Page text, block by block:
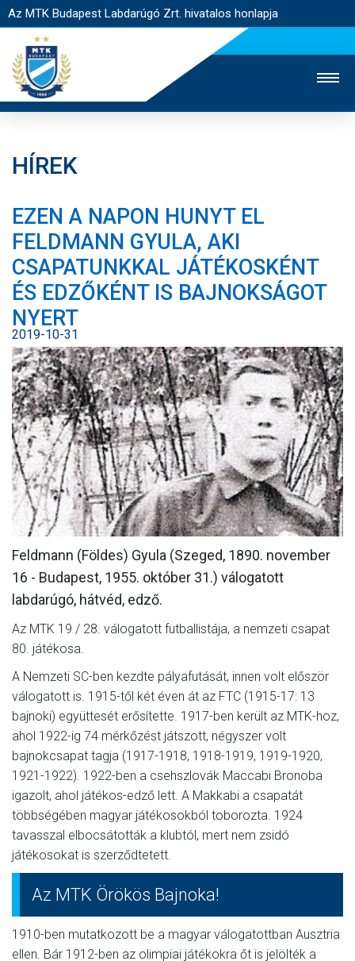
Az MTK Budapest Labdarúgó Zrt. hivatalos honlapja
JEGYÉRTÉKESÍTÉS
WEBSHOP
STADION
EGYESÜLET
KAPCSOLAT
NYITÓLAP
CSAPATOK
MÉRKŐZÉSEK
KLUB
GALÉRIA
SZURKOLÓI ÉLMÉNYEK
AKKREDITÁCIÓ
HÍREK
EZEN A NAPON HUNYT EL
FELDMANN GYULA, AKI
CSAPATUNKKAL JÁTÉKOSKÉNT
ÉS EDZŐKÉNT IS BAJNOKSÁGOT
NYERT
2019-10-31
Feldmann (Földes) Gyula (Szeged, 1890. november
16 - Budapest, 1955. október 31.) válogatott
labdarúgó, hátvéd, edző.
Az MTK 19 / 28. válogatott futballistája, a nemzeti csapat
80. játékosa.
A Nemzeti SC-ben kezdte pályafutását, innen volt először
válogatott is. 1915-től két éven át az FTC (1915-17: 13
bajnoki) együttesét erősítette. 1917-ben került az MTK-hoz,
ahol 1922-ig 74 mérkőzést játszott, négyszer volt
bajnokcsapat tagja (1917-1918, 1918-1919, 1919-1920,
1921-1922). 1922-ben a csehszlovák Maccabi Bronoba
igazolt, ahol játékos-edző lett. A Makkabi a csapatát
többségében magyar játékosokból toborozta. 1924
tavasszal elbocsátották a klubtól, mert nem zsidó
játékosokat is szerződtetett.
Az MTK Örökös Bajnoka!
1910-ben mutatkozott be a magyar válogatottban Ausztria
ellen. Bár 1912-ben az olimpiai játékokra őt is jelölték a